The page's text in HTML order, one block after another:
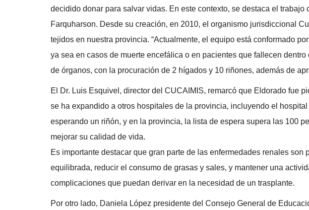
decidido donar para salvar vidas. En este contexto, se destaca el
Farquharson. Desde su creación, en 2010, el organismo jurisdiccional
tejidos en nuestra provincia. “Actualmente, el equipo está conformado
ya sea en casos de muerte encefálica o en pacientes que fallecen
de órganos, con la procuración de 2 hígados y 10 riñones, además de
El Dr. Luis Esquivel, director del CUCAIMIS, remarcó que Eldorado fue
se ha expandido a otros hospitales de la provincia, incluyendo el
esperando un riñón, y en la provincia, la lista de espera supera las 100
mejorar su calidad de vida.
Es importante destacar que gran parte de las enfermedades renales
equilibrada, reducir el consumo de grasas y sales, y mantener una
complicaciones que puedan derivar en la necesidad de un trasplante.
Por otro lado, Daniela López presidente del Consejo General de